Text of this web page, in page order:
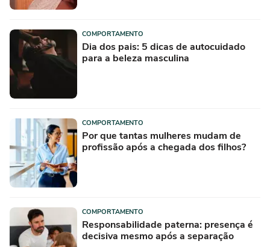
COMPORTAMENTO
Dia dos pais: 5 dicas de autocuidado
para a beleza masculina
COMPORTAMENTO
Por que tantas mulheres mudam de
profissão após a chegada dos filhos?
COMPORTAMENTO
Responsabilidade paterna: presença é
decisiva mesmo após a separação